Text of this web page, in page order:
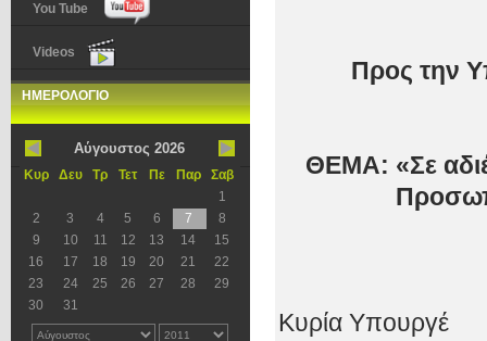
You Tube
Videos
ΗΜΕΡΟΛΟΓΙΟ
Αύγουστος 2026
Κυρ Δευ Τρ Τετ Πε Παρ
Σαβ
1
2
3 4 5 6 7
8
9
10 11 12 13 14
15
16
17 18 19 20 21
22
23
24 25 26 27 28
29
30
31
Προς την
ΘΕΜΑ: «Σε
Κυρία Υπουργέ